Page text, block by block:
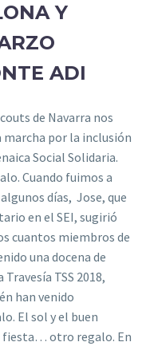
Y
ADI
de Navarra nos
por la inclusión
Social Solidaria.
Cuando fuimos a
días, Jose, que
en el SEI, sugirió
cuantos miembros de
una docena de
TSS 2018,
han venido
El sol y el buen
fiesta… otro regalo. En